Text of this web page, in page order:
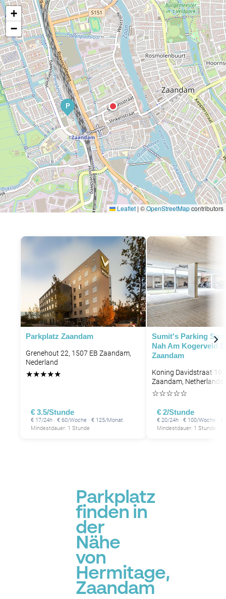
P
+
−
Leaflet | ©OpenStreetMapcontributors
Parkplatz Zaandam
Grenehout 22, 1507 EB Zaandam,
Nederland
★★★★★
€ 3.5/Stunde
€ 17/24h · € 60/Woche · € 125/Monat
Mindestdauer: 1 Stunde
Sumit's Parking
Nah Am Kogerveld
Zaandam
Koning Davidstraat 19,
Zaandam, Netherlands
☆☆☆☆☆
€ 2/Stunde
€ 20/24h · € 100/Woche ·
Mindestdauer: 1 Stunde
Parkplatz
finden in
der
Nähe
von
Hermitage,
Zaandam